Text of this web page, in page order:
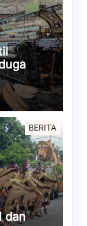
BERITA
dan